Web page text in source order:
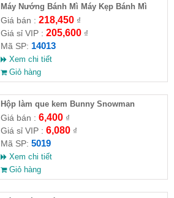
Máy Nướng Bánh Mì Máy Kẹp Bánh Mì
Sandwich SOKANY SKN-14013
Giá bán : 218,450₫
Giá sỉ VIP : 205,600₫
Mã SP: 14013
Xem chi tiết
Giỏ hàng
Hộp làm que kem Bunny Snowman
Giá bán : 6,400₫
Giá sỉ VIP : 6,080₫
Mã SP: 5019
Xem chi tiết
Giỏ hàng